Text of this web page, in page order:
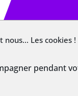
nous... Les cookies !
pendant